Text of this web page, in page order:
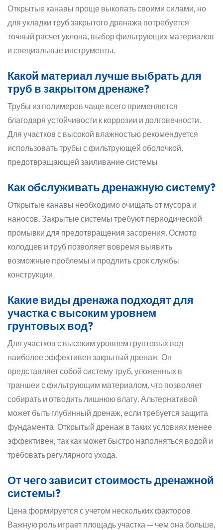
Открытые канавы проще выкопать своими силами, но
для укладки труб закрытого дренажа потребуется
точный расчет уклона, выбор фильтрующих материалов
и специальные инструменты.
Какой материал лучше выбрать для
труб в закрытом дренаже?
Трубы из полимеров чаще всего применяются
благодаря устойчивости к коррозии и долговечности.
Для участков с высокой влажностью рекомендуется
использовать трубы с фильтрующей оболочкой,
предотвращающей заиливание системы.
Как обслуживать дренажную систему?
Открытые канавы необходимо очищать от мусора и
наносов. Закрытые системы требуют периодической
промывки для предотвращения засорения. Осмотр
колодцев и труб позволяет вовремя выявить
возможные проблемы и продлить срок службы
конструкции.
Какие виды дренажа подходят для
участка с высоким уровнем
грунтовых вод?
Для участков с высоким уровнем грунтовых вод
наиболее эффективен закрытый дренаж. Он
представляет собой систему труб, уложенных в
траншеи с фильтрующим материалом, что позволяет
собирать и отводить лишнюю влагу. Альтернативой
может быть глубинный дренаж, если требуется защита
фундамента. Открытый дренаж в таких условиях менее
эффективен, так как может быстро наполняться водой и
требовать регулярного ухода.
От чего зависит стоимость дренажной
системы?
Цена формируется с учетом нескольких факторов.
Важную роль играет площадь участка — чем она больше,